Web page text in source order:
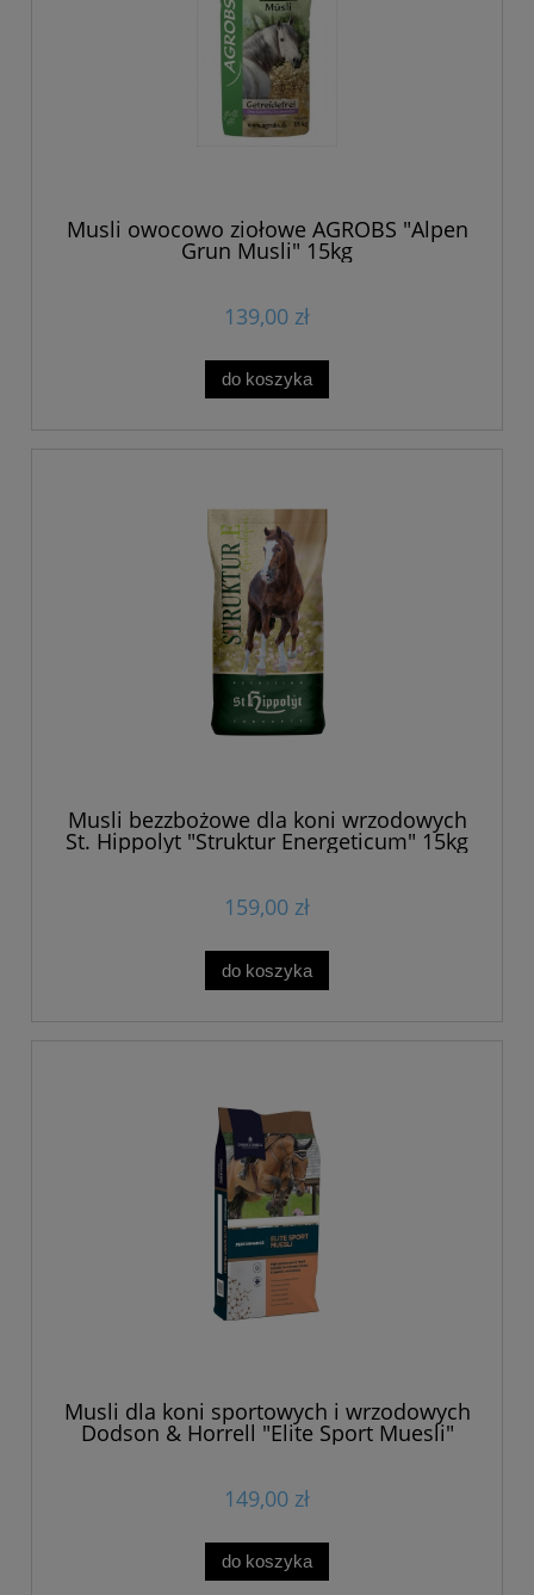
Musli owocowo ziołowe AGROBS "Alpen
Grun Musli" 15kg
139,00 zł
do koszyka
Musli bezzbożowe dla koni wrzodowych
St. Hippolyt "Struktur Energeticum" 15kg
159,00 zł
do koszyka
Musli dla koni sportowych i wrzodowych
Dodson & Horrell "Elite Sport Muesli"
149,00 zł
do koszyka